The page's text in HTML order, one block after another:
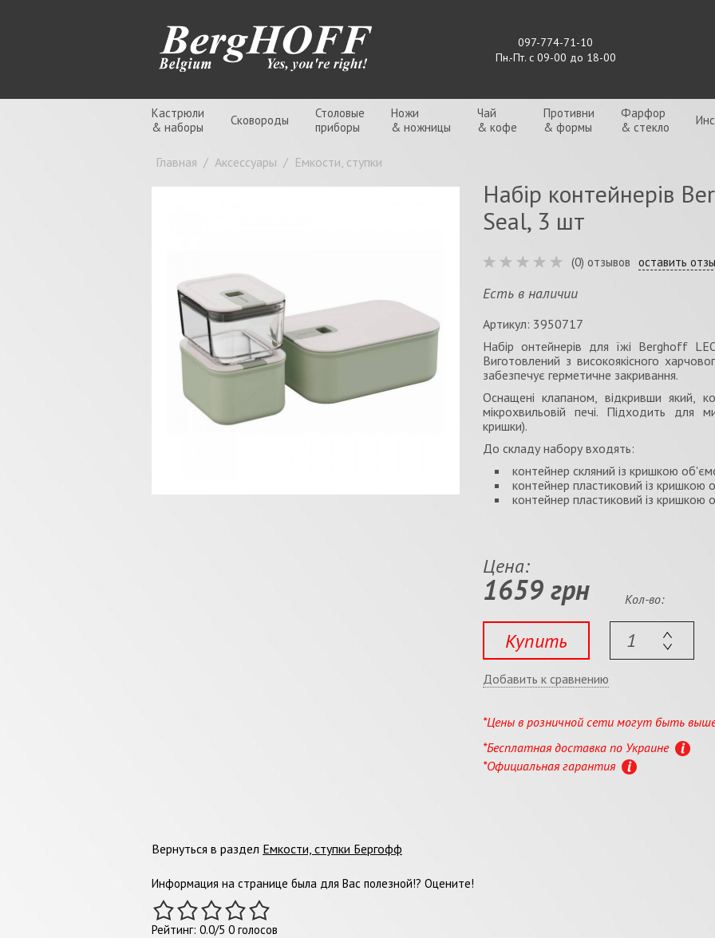
097-774-71-10
Пн.-Пт. с 09-00 до 18-00
Кастрюли
& наборы
Сковороды
Столовые
приборы
Ножи
& ножницы
Чай
& кофе
Противни
& формы
Фарфор
& стекло
Главная / Аксессуары / Емкости, ступки
Набір контейнерів
Seal, 3 шт
(0) отзывов оставить
Есть в наличии
Артикул: 3950717
Набір онтейнерів для їжі Berghoff
Виготовлений з високоякісного
забезпечує герметичне закривання.
Оснащені клапаном, відкривши який,
мікрохвильовій печі. Підходить для
кришки).
До складу набору входять:
контейнер скляний із кришкою
контейнер пластиковий із
контейнер пластиковий із
Цена:
1659 грн
Купить
Кол-во:
Добавить к сравнению
*Цены в розничной сети могут быть
*Бесплатная доставка по Украине
*Официальная гарантия
Вернуться в раздел Емкости, ступки Бергофф
Информация на странице была для Вас полезной!? Оцените!
Рейтинг: 0.0/5 0 голосов